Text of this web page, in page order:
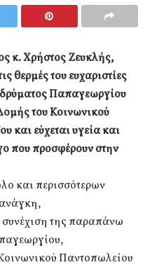
κ. Χρήστος Ζευκλής,
θερμές του ευχαριστίες
Παπαγεωργίου
του Κοινωνικού
και εύχεται υγεία και
που προσφέρουν στην
και περισσότερων
συνέχιση της παραπάνω
Παντοπωλείου